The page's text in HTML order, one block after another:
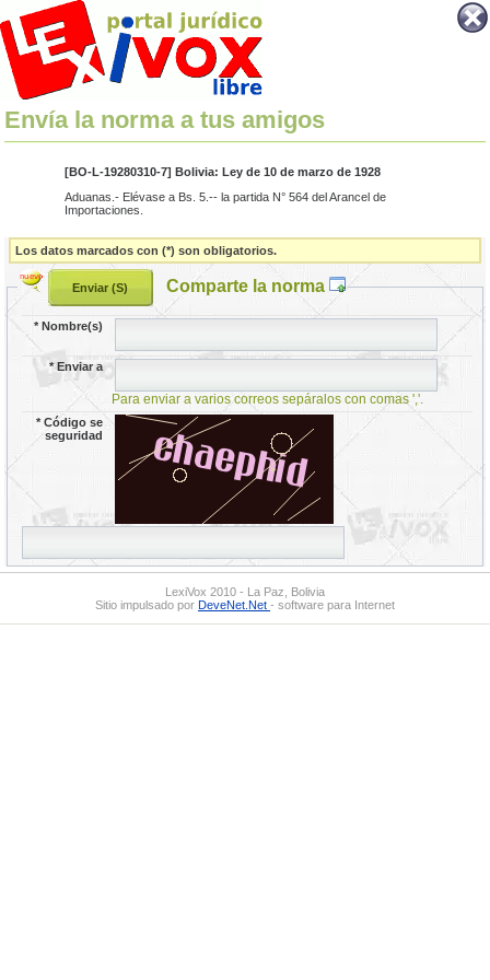
Envía la norma a tus amigos
[BO-L-19280310-7] Bolivia: Ley de 10 de marzo de 1928
Aduanas.- Elévase a Bs. 5.-- la partida N° 564 del Arancel de
Importaciones.
Los datos marcados con (*) son obligatorios.
Comparte la norma
*Nombre(s)
*Enviar a
Para enviar a varios correos sepáralos con comas ','.
*Código se
seguridad
LexiVox 2010 - La Paz, Bolivia
Sitio impulsado por DeveNet.Net - software para Internet